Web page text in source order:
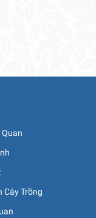
Cây Trồng